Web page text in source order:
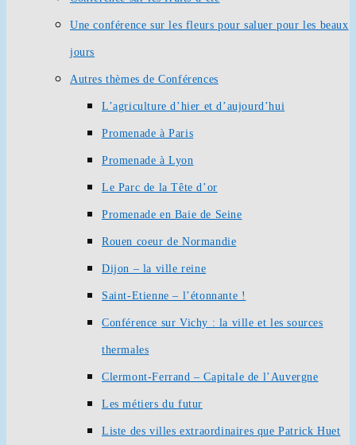
Une conférence sur les fleurs pour saluer pour les beaux
jours
Autres thèmes de Conférences
L’agriculture d’hier et d’aujourd’hui
Promenade à Paris
Promenade à Lyon
Le Parc de la Tête d’or
Promenade en Baie de Seine
Rouen coeur de Normandie
Dijon – la ville reine
Saint-Etienne – l’étonnante !
Conférence sur Vichy : la ville et les sources
thermales
Clermont-Ferrand – Capitale de l’Auvergne
Les métiers du futur
Liste des villes extraordinaires que Patrick Huet